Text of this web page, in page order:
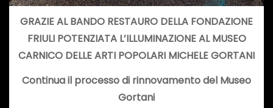
GRAZIE AL BANDO RESTAURO DELLA FONDAZIONE
FRIULI POTENZIATA L’ILLUMINAZIONE AL MUSEO
CARNICO DELLE ARTI POPOLARI MICHELE GORTANI
Continua il processo di rinnovamento del Museo
Gortani